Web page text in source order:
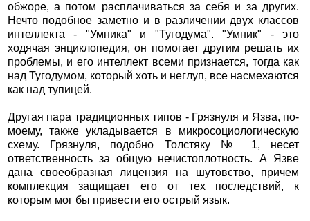
обжоре, а потом расплачиваться за себя и за других.
Нечто подобное заметно и в различении двух классов
интеллекта - "Умника" и "Тугодума". "Умник" - это
ходячая энциклопедия, он помогает другим решать их
проблемы, и его интеллект всеми признается, тогда как
над Тугодумом, который хоть и неглуп, все насмехаются
как над тупицей.
Другая пара традиционных типов - Грязнуля и Язва, по-
моему, также укладывается в микросоциологическую
схему. Грязнуля, подобно Толстяку № 1, несет
ответственность за общую нечистоплотность. А Язве
дана своеобразная лицензия на шутовство, причем
комплекция защищает его от тех последствий, к
которым мог бы привести его острый язык.